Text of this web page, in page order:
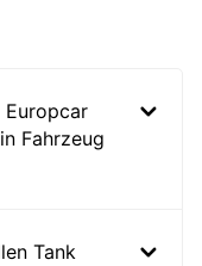
Europcar
Fahrzeug
Tank